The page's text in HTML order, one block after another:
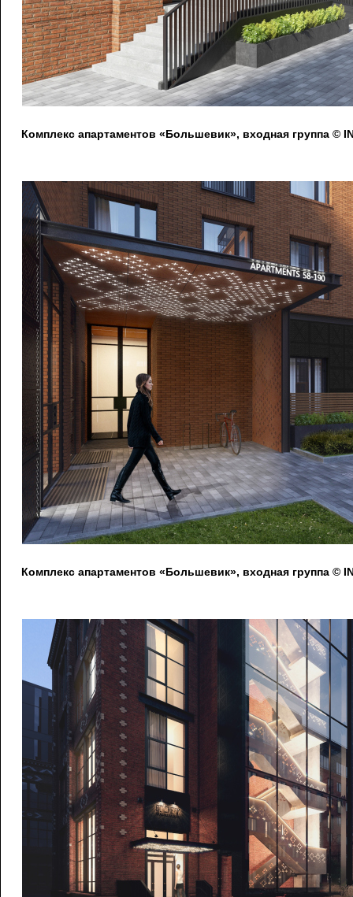
Комплекс апартаментов «Большевик», входная группа ©
Комплекс апартаментов «Большевик», входная группа ©